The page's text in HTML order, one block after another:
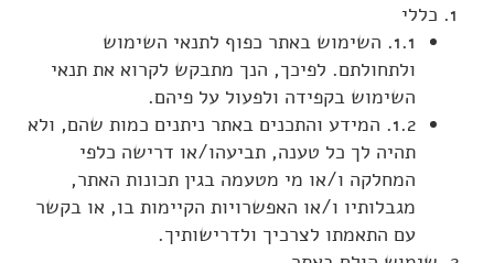
כללי
1.1. השימוש באתר כפוף לתנאי השימוש
ולתחולתם. לפיכך, הנך מתבקש לקרוא את תנאי
השימוש בקפידה ולפעול על פיהם.
1.2. המידע והתכנים באתר ניתנים כמות שהם, ולא
תהיה לך כל טענה, תביעהו/או דרישה כלפי
המחלקה ו/או מי מטעמה בגין תכונות האתר,
מגבלותיו ו/או האפשרויות הקיימות בו, או בקשר
עם התאמתו לצרכיך ולדרישותיך.